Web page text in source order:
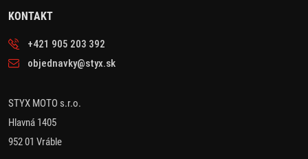
KONTAKT
+421 905 203 392
objednavky@styx.sk
STYX MOTO s.r.o.
Hlavná 1405
952 01 Vráble